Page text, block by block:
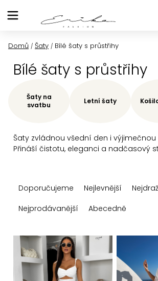
na
Domů / Šaty / Bílé šaty s průstřihy
Bílé šaty s průstřihy
Šaty zvládnou všední den i výjimečnou
Přináší čistotu, eleganci a nadčasový
Šaty na
svatbu
Letní šaty
a
n
Doporučujeme Nejlevnější
Nejprodávanější
Abecedně
V